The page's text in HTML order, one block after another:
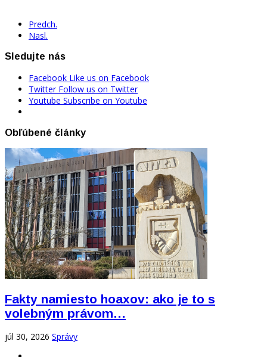
Predch.
Nasl.
Sledujte nás
Facebook Like us on Facebook
Twitter Follow us on Twitter
Youtube Subscribe on Youtube
Obľúbené články
Fakty namiesto hoaxov: ako je to s
volebným právom…
júl 30, 2026 Správy